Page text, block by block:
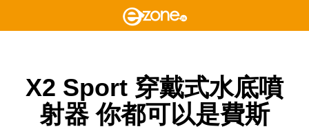
X2 Sport 穿戴式水底噴
射器 你都可以是費斯